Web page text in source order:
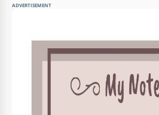
ADVERTISEMENT